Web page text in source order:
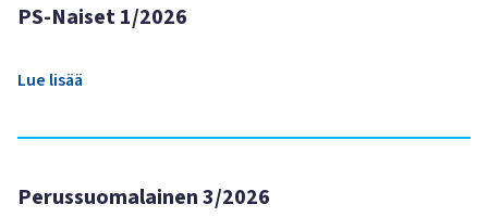
PS-Naiset 1/2026
Lue lisää
Perussuomalainen 3/2026